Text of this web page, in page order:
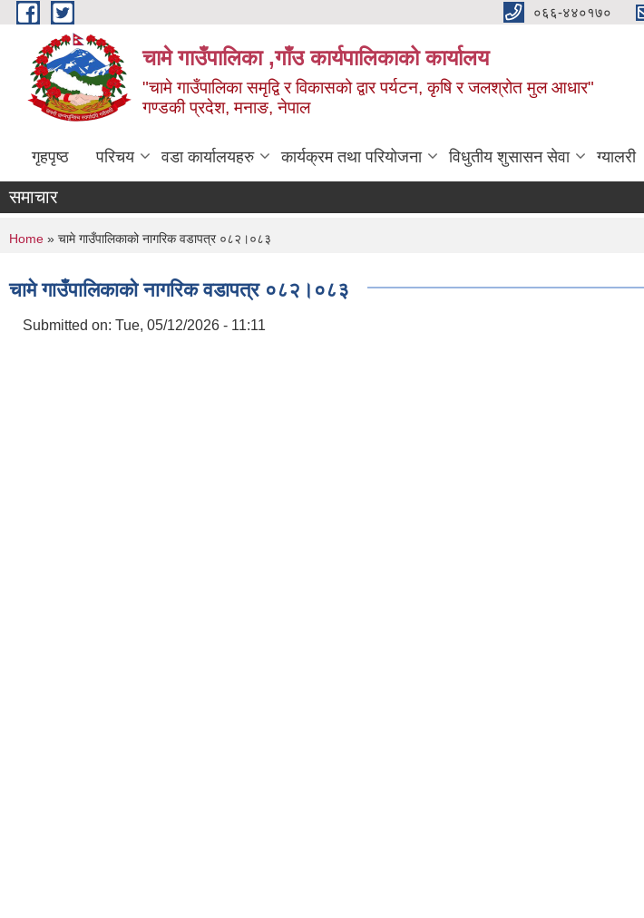
Skip to main content ०६६-४४०१७०
चामे गाउँपालिका ,गाँउ कार्यपालिकाको कार्यालय
"चामे गाउँपालिका समृद्वि र विकासको द्वार पर्यटन, कृषि र जलश्रोत मुल आधार"
गण्डकी प्रदेश, मनाङ, नेपाल
गृहपृष्ठ परिचय वडा कार्यालयहरु कार्यक्रम तथा परियोजना विधुतीय शुसासन सेवा ग्यालरी
समाचार
You are here
Home » चामे गाउँपालिकाको नागरिक वडापत्र ०८२।०८३
चामे गाउँपालिकाको नागरिक वडापत्र ०८२।०८३
Submitted on: Tue, 05/12/2026 - 11:11